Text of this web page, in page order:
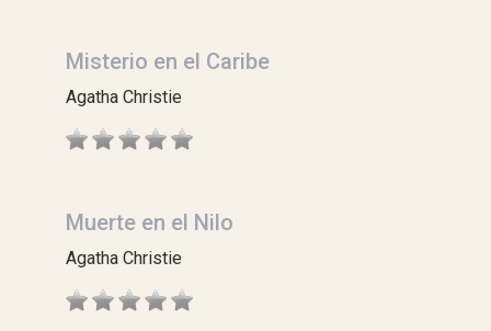
Misterio en el Caribe
Agatha Christie
Muerte en el Nilo
Agatha Christie